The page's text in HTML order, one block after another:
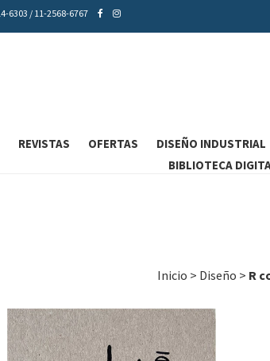
6303 / 11-2568-6767
REVISTAS OFERTAS DISEÑO INDUSTRIAL
BIBLIOTECA
Inicio > Diseño > R